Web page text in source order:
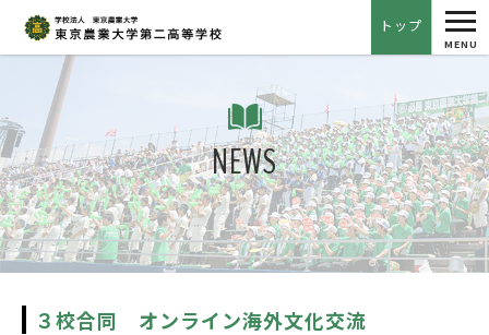
トップ
MENU
NEWS
３校合同 オンライン海外文化交流